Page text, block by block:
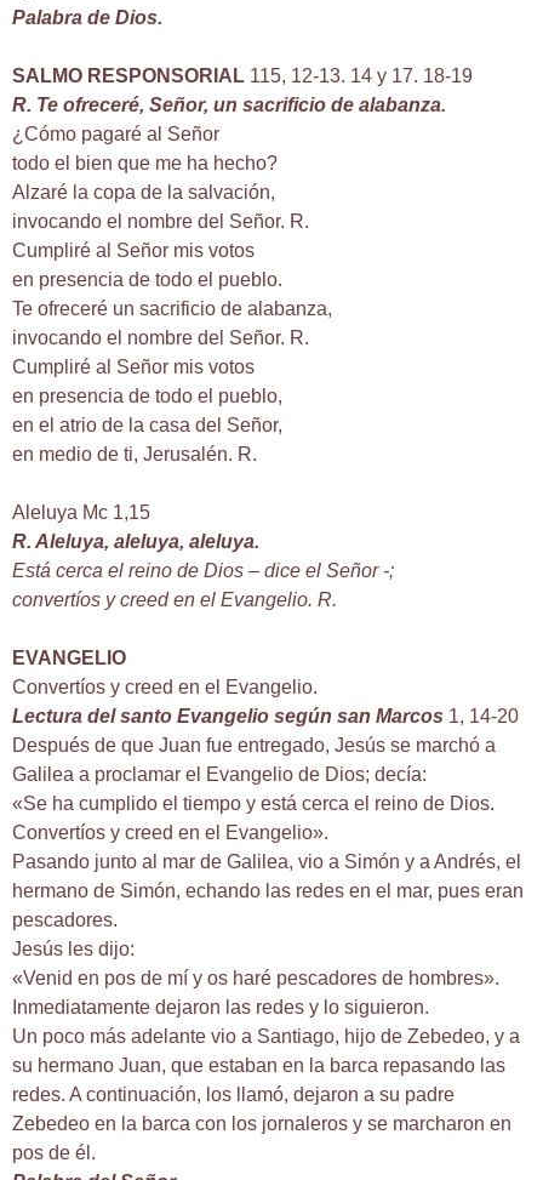
Palabra de Dios.
SALMO RESPONSORIAL 115, 12-13. 14 y 17. 18-19
R. Te ofreceré, Señor, un sacrificio de alabanza.
¿Cómo pagaré al Señor
todo el bien que me ha hecho?
Alzaré la copa de la salvación,
invocando el nombre del Señor. R.
Cumpliré al Señor mis votos
en presencia de todo el pueblo.
Te ofreceré un sacrificio de alabanza,
invocando el nombre del Señor. R.
Cumpliré al Señor mis votos
en presencia de todo el pueblo,
en el atrio de la casa del Señor,
en medio de ti, Jerusalén. R.
Aleluya Mc 1,15
R. Aleluya, aleluya, aleluya.
Está cerca el reino de Dios – dice el Señor -;
convertíos y creed en el Evangelio. R.
EVANGELIO
Convertíos y creed en el Evangelio.
Lectura del santo Evangelio según san Marcos 1, 14-20
Después de que Juan fue entregado, Jesús se marchó a
Galilea a proclamar el Evangelio de Dios; decía:
«Se ha cumplido el tiempo y está cerca el reino de Dios.
Convertíos y creed en el Evangelio».
Pasando junto al mar de Galilea, vio a Simón y a Andrés, el
hermano de Simón, echando las redes en el mar, pues eran
pescadores.
Jesús les dijo:
«Venid en pos de mí y os haré pescadores de hombres».
Inmediatamente dejaron las redes y lo siguieron.
Un poco más adelante vio a Santiago, hijo de Zebedeo, y a
su hermano Juan, que estaban en la barca repasando las
redes. A continuación, los llamó, dejaron a su padre
Zebedeo en la barca con los jornaleros y se marcharon en
pos de él.